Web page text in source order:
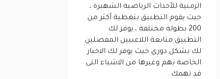
الزمنية للأحداث الرياضية الشهيرة ،
حيث يقوم التطبيق بتغطية أكثر من
200 بطولة مختلفة ، يوفر لك
التطبيق متابعة اللاعبيين المفضلين
لك بشكل دورى حيث يوفر لك الاخبار
الخاصة بهم وغيرها من الاشياء التى
قد تهمك .